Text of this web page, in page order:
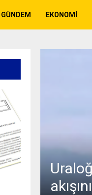
GÜNDEM EKONOMI